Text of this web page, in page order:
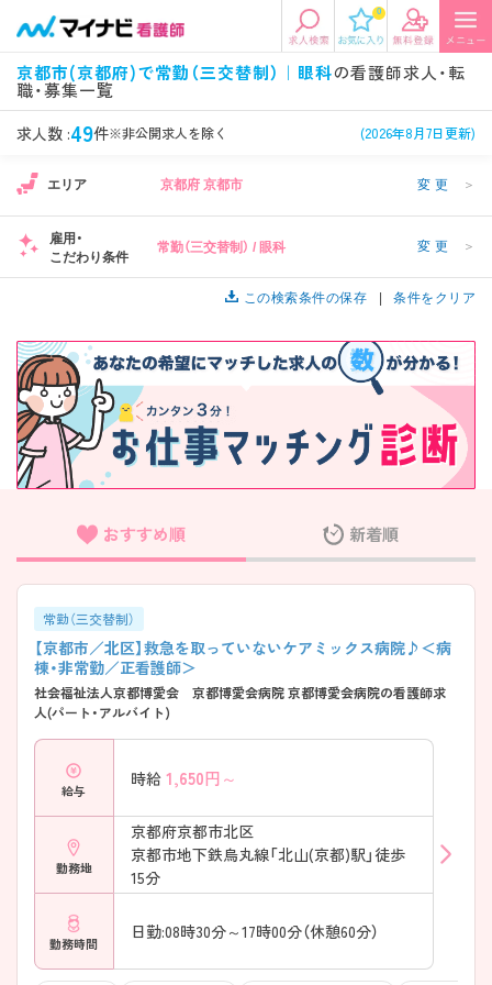
0
京都市(京都府)で常勤（三交替制）｜眼科の看護師求人・転
職・募集一覧
求人数 :49件※非公開求人を除く (2026年8月7日更新)
エリアから探す
エリアから探す
関東
東海 関西
九州・沖縄
希望の求人条件を選択
資格
施設形態
病院、クリニック・診療所など
担当業務
病棟、外来など
美容外科、
循環器内科など
未経験歓迎、
土日祝休みなど
年収
年収500万円以上など 正社員、契約社員など
フリーワード検索
エリア 京都府 京都市 変更 ＞
雇用・
こだわり条件
常勤（三交替制） / 眼科 変更 ＞
この検索条件の保存 条件をクリア
おすすめ順 新着順
常勤（三交替制）
【京都市／北区】救急を取っていないケアミックス病院♪＜病
棟・非常勤／正看護師＞
社会福祉法人京都博愛会 京都博愛会病院 京都博愛会病院の看護師求
人(パート・アルバイト)
給与
時給 1,650円～
勤務地
京都府京都市北区
京都市地下鉄烏丸線「北山(京都)駅」徒歩
15分
勤務時間
日勤:08時30分～17時00分（休憩60分）